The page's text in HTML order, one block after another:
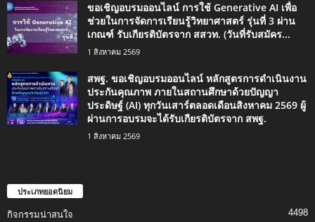
ขอเชิญอบรมออนไลน์ การใช้ Generative AI เพื่อ
ช่วยในการจัดการเรียนรู้วิทยาศาสตร์ รุ่นที่ 3 ผ่าน
เกณฑ์ รับเกียรติบัตรจาก สสวท. (วันที่รับสมัคร...
1 สิงหาคม 2569
สพฐ. ขอเชิญอบรมออนไลน์ หลักสูตรการดำเนินงาน
ประกันคุณภาพ ภายในสถานศึกษาด้วยปัญญา
ประดิษฐ์ (AI) ทุกวันเสาร์ตลอดเดือนสิงหาคม 2569 ผู้
ผ่านการอบรมจะได้รับเกียรติบัตรจาก สพฐ.
1 สิงหาคม 2569
ประเภทยอดนิยม
กิจกรรมน่าสนใจ 4498